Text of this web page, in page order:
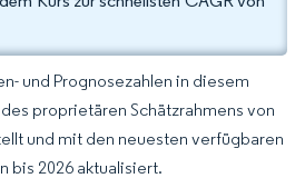
und Prognosezahlen in diesem
proprietären Schätzrahmens von
und mit den neuesten verfügbaren
bis 2026 aktualisiert.